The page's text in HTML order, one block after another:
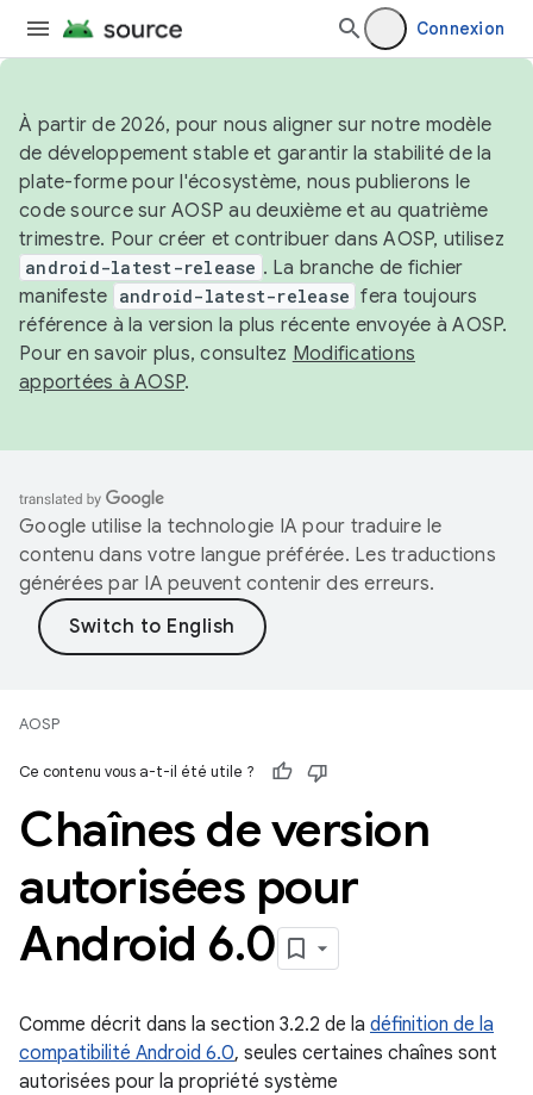
Connexion
À partir de 2026, pour nous aligner sur notre modèle
de développement stable et garantir la stabilité de la
plate-forme pour l'écosystème, nous publierons le
code source sur AOSP au deuxième et au quatrième
trimestre. Pour créer et contribuer dans AOSP, utilisez
android-latest-release . La branche de fichier
manifeste android-latest-release fera toujours
référence à la version la plus récente envoyée à AOSP.
Pour en savoir plus, consultez Modifications
apportées à AOSP.
Google utilise la technologie IA pour traduire le
contenu dans votre langue préférée. Les traductions
générées par IA peuvent contenir des erreurs.
AOSP
Ce contenu vous a-t-il été utile ?
Chaînes de version
autorisées pour
Android 6.0
Comme décrit dans la section 3.2.2 de la définition de la
compatibilité Android 6.0, seules certaines chaînes sont
autorisées pour la propriété système